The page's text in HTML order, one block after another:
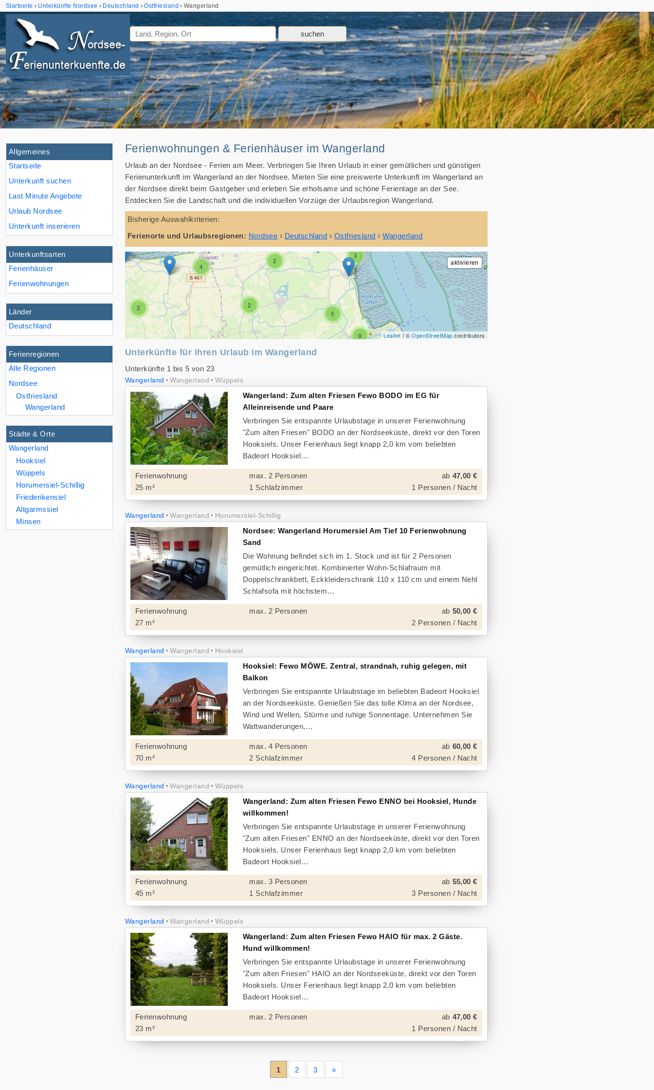
Startseite Unterkünfte Nordsee Deutschland Ostfriesland Wangerland
Allgemeines
Startseite
Unterkunft suchen
Last Minute Angebote
Urlaub Nordsee
Unterkunft inserieren
Unterkunftsarten
Ferienhäuser
Ferienwohnungen
Länder
Deutschland
Ferienregionen
Alle Regionen
Nordsee
Ostfriesland
Wangerland
Städte & Orte
Wangerland
Hooksiel
Wüppels
Horumersiel-Schillig
Friederikensiel
Altgarmssiel
Minsen
Ferienwohnungen & Ferienhäuser im Wangerland
Urlaub an der Nordsee - Ferien am Meer. Verbringen Sie Ihren Urlaub in einer gemütlichen und günstigen
Ferienunterkunft im Wangerland an der Nordsee. Mieten Sie eine preiswerte Unterkunft im Wangerland an
der Nordsee direkt beim Gastgeber und erleben Sie erholsame und schöne Ferientage an der See.
Entdecken Sie die Landschaft und die individuellen Vorzüge der Urlaubsregion Wangerland.
Bisherige Auswahlkriterien:
Ferienorte und Urlaubsregionen: Nordsee › Deutschland › Ostfriesland ›Wangerland
3
2
2
5
9
3
4
Leaflet| ©OpenStreetMap contributors
Unterkünfte für Ihren Urlaub im Wangerland
Unterkünfte 1 bis 5 von 23
Wangerland Wangerland Wüppels
Wangerland: Zum alten Friesen Fewo BODO im EG für
Alleinreisende und Paare
Verbringen Sie entspannte Urlaubstage in unserer Ferienwohnung
"Zum alten Friesen" BODO an der Nordseeküste, direkt vor den Toren
Hooksiels. Unser Ferienhaus liegt knapp 2,0 km vom beliebten
Badeort Hooksiel
Ferienwohnung
25 m²
max. 2 Personen
1 Schlafzimmer
ab 47,00 €
1 Personen / Nacht
Wangerland Wangerland Horumersiel-Schillig
Nordsee: Wangerland Horumersiel Am Tief 10 Ferienwohnung
Sand
Die Wohnung befindet sich im 1. Stock und ist für 2 Personen
gemütlich eingerichtet. Kombinierter Wohn-Schlafraum mit
Doppelschrankbett, Eckkleiderschrank 110 x 110 cm und einem Nehl
Schlafsofa mit höchstem
Ferienwohnung
27 m²
max. 2 Personen ab 50,00 €
2 Personen / Nacht
Wangerland Wangerland Hooksiel
Hooksiel: Fewo MÖWE. Zentral, strandnah, ruhig gelegen, mit
Balkon
Verbringen Sie entspannte Urlaubstage im beliebten Badeort Hooksiel
an der Nordseeküste. Genießen Sie das tolle Klima an der Nordsee,
Wind und Wellen, Stürme und ruhige Sonnentage. Unternehmen Sie
Wattwanderungen,
Ferienwohnung
70 m²
max. 4 Personen
2 Schlafzimmer
ab 60,00 €
4 Personen / Nacht
Wangerland Wangerland Wüppels
Wangerland: Zum alten Friesen Fewo ENNO bei Hooksiel, Hunde
willkommen!
Verbringen Sie entspannte Urlaubstage in unserer Ferienwohnung
"Zum alten Friesen" ENNO an der Nordseeküste, direkt vor den Toren
Hooksiels. Unser Ferienhaus liegt knapp 2,0 km vom beliebten
Badeort Hooksiel
Ferienwohnung
45 m²
max. 3 Personen
1 Schlafzimmer
ab 55,00 €
3 Personen / Nacht
Wangerland Wangerland Wüppels
Wangerland: Zum alten Friesen Fewo HAIO für max. 2 Gäste.
Hund willkommen!
Verbringen Sie entspannte Urlaubstage in unserer Ferienwohnung
"Zum alten Friesen" HAIO an der Nordseeküste, direkt vor den Toren
Hooksiels. Unser Ferienhaus liegt knapp 2,0 km vom beliebten
Badeort Hooksiel
Ferienwohnung
23 m²
max. 2 Personen ab 47,00 €
1 Personen / Nacht
1 2 3 »